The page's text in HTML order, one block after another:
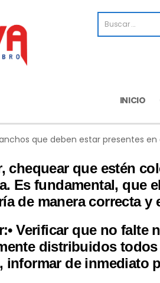
INICIO
que deben estar presentes en
chequear que estén
Es fundamental, que
de manera correcta
• Verificar que no falte
distribuidos
informar de inmediato